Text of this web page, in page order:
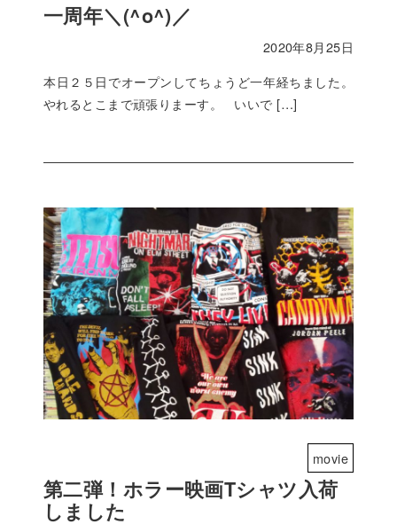
一周年＼(^o^)／
2020年8月25日
本日２５日でオープンしてちょうど一年経ちました。
やれるとこまで頑張りまーす。 いいで […]
movie
第二弾！ホラー映画Tシャツ入荷
しました